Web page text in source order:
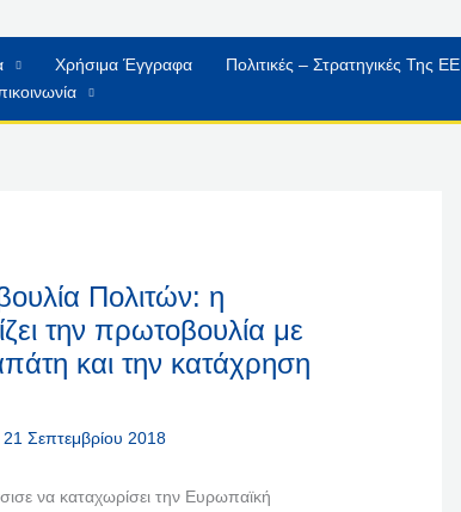
Χρήσιμα Έγγραφα Πολιτικές – Στρατηγικές Της ΕΕ
Πολιτών: η
την πρωτοβουλία με
και την κατάχρηση
21 Σεπτεμβρίου 2018
να καταχωρίσει την Ευρωπαϊκή